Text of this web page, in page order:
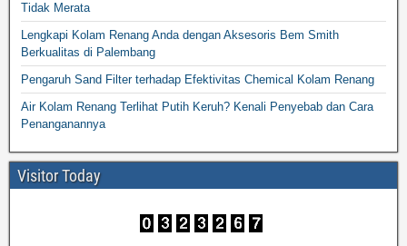
Tidak Merata
Lengkapi Kolam Renang Anda dengan Aksesoris Bem Smith
Berkualitas di Palembang
Pengaruh Sand Filter terhadap Efektivitas Chemical Kolam Renang
Air Kolam Renang Terlihat Putih Keruh? Kenali Penyebab dan Cara
Penanganannya
Visitor Today